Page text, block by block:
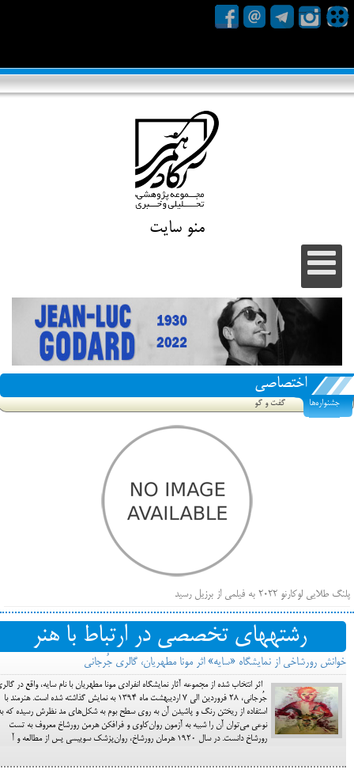
منو سایت
اختصاصی
جشنواره‌ها گفت و گو
پلنگ طلایی لوکارنو ۲۰۲۲ به فیلمی از برزیل رسید
فهرست فیلم‌های بخش مسابقه جشنواره فیلم ونیز ۲۰۲۲ مشخص شد، سهم پررنگ ایرانی‌ها
بیرون راندن فیلم‌های منتسب به حامیان کرملین از جشنواره کن، راه برای مستقل‌ها باز است
رشته‎های تخصصی در ارتباط با هنر
خوانش رورشاخی از نمایشگاه «سایه» اثر مونا مطهریان، گالری جُرجانی
اثر انتخاب شده از مجموعه آثار نمایشگاه انفرادی مونا مطهریان با نام سایه، واقع در
جُرجانی، 28 فروردین الی 7 اردیبهشت ماه 1394 به نمایش گذاشته شده است. هنرمند با
استفاده از ریختن رنگ و پاشیدن آن به روی سطح بوم به شکل‌های مد نظرش رسیده که
نوعی می‌توان آن را شبیه به آزمون روان‌کاوی و فرافکن هرمن رورشاخ معروف به تست
رورشاخ دانست. در سال ۱۹۲۰ هرمان رورشاخ، روان‌پزشک سوییسی پس از مطالعه و آ